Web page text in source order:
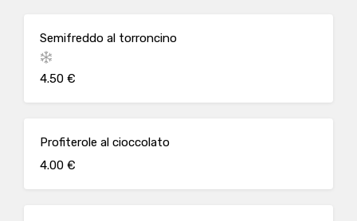
Semifreddo al torroncino
4.50 €
Profiterole al cioccolato
4.00 €